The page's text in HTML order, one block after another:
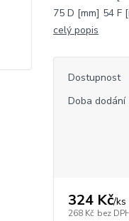
75 D [mm] 54 F
celý popis
Dostupnost
Doba dodání
324 Kč/ks
268 Kč bez